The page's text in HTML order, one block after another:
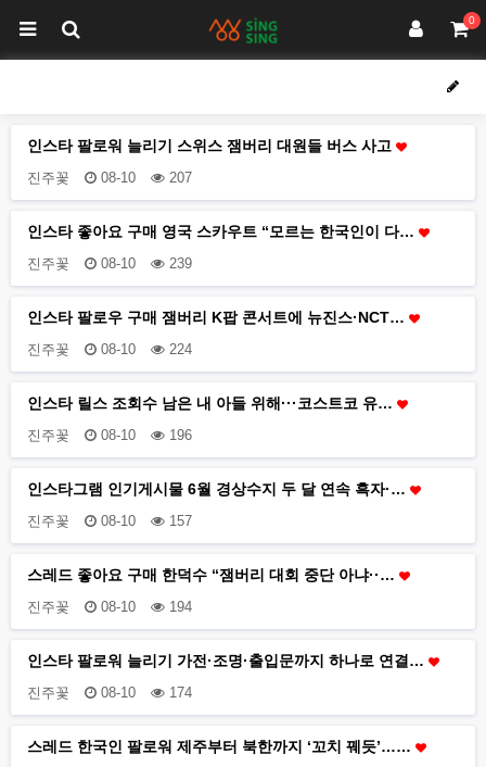
0
인스타 팔로워 늘리기 스위스 잼버리 대원들 버스 사고
진주꽃 08-10 207
인스타 좋아요 구매 영국 스카우트 “모르는 한국인이 다…
진주꽃 08-10 239
인스타 팔로우 구매 잼버리 K팝 콘서트에 뉴진스·NCT…
진주꽃 08-10 224
인스타 릴스 조회수 남은 내 아들 위해···코스트코 유…
진주꽃 08-10 196
인스타그램 인기게시물 6월 경상수지 두 달 연속 흑자·…
진주꽃 08-10 157
스레드 좋아요 구매 한덕수 “잼버리 대회 중단 아냐··…
진주꽃 08-10 194
인스타 팔로워 늘리기 가전·조명·출입문까지 하나로 연결…
진주꽃 08-10 174
스레드 한국인 팔로워 제주부터 북한까지 ‘꼬치 꿰듯’……